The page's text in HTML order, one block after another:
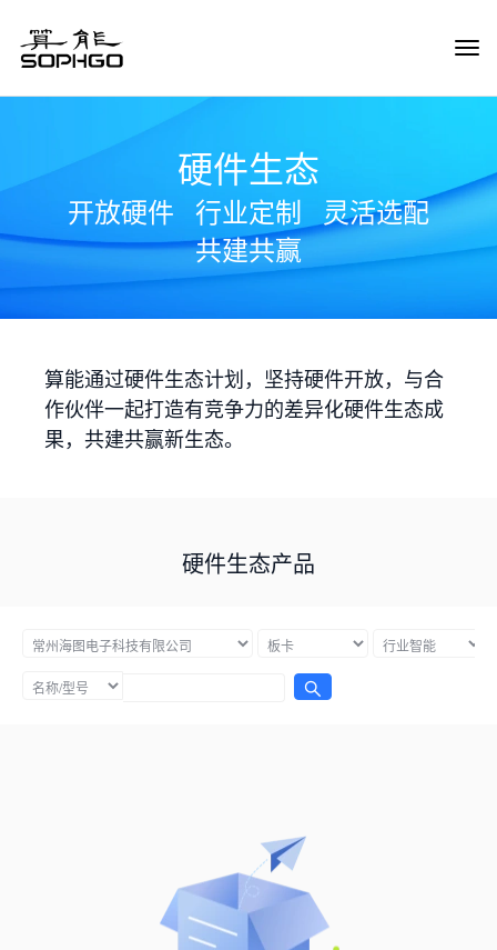
硬件生态
开放硬件 行业定制
灵活选配
共建共赢
算能通过硬件生态计划，坚持硬件开放，与合
作伙伴一起打造有竞争力的差异化硬件生态成
果，共建共赢新生态。
硬件生态产品